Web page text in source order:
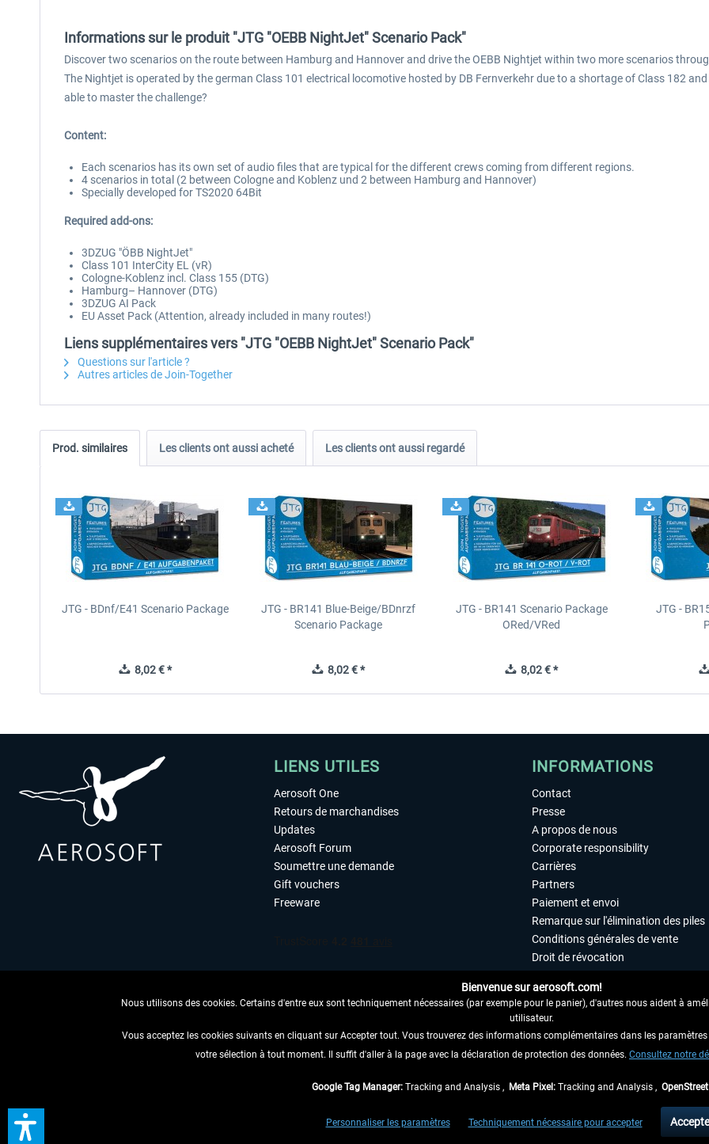
Informations sur le produit "JTG "OEBB NightJet" Scenario Pack"
Discover two scenarios on the route between Hamburg and Hannover and drive the OEBB Nightjet within two more scenarios
The Nightjet is operated by the german Class 101 electrical locomotive hosted by DB Fernverkehr due to a shortage of Class 182
able to master the challenge?
Content:
Each scenarios has its own set of audio files that are typical for the different crews coming from different regions.
4 scenarios in total (2 between Cologne and Koblenz und 2 between Hamburg and Hannover)
Specially developed for TS2020 64Bit
Required add-ons:
3DZUG "ÖBB NightJet"
Class 101 InterCity EL (vR)
Cologne-Koblenz incl. Class 155 (DTG)
Hamburg– Hannover (DTG)
3DZUG AI Pack
EU Asset Pack (Attention, already included in many routes!)
Liens supplémentaires vers "JTG "OEBB NightJet" Scenario Pack"
Questions sur l'article ?
Autres articles de Join-Together
Prod. similaires Les clients ont aussi acheté Les clients ont aussi regardé
JTG - BDnf/E41 Scenario Package
8,02 € *
JTG - BR141 Blue-Beige/BDnrzf
Scenario Package
8,02 € *
JTG - BR141 Scenario Package
ORed/VRed
8,02 € *
JTG -
LIENS UTILES
Aerosoft One
Retours de marchandises
Updates
Aerosoft Forum
Soumettre une demande
Gift vouchers
Freeware
RENONCER AU CONTRAT ICI
INFORMATIONS
Contact
Presse
A propos de nous
Corporate responsibility
Carrières
Partners
Paiement et envoi
Remarque sur l'élimination des piles
Conditions générales de vente
Droit de révocation
Accessibilité
Mentions légales
et, le cas échéant, frais de remboursement,
** S'applique aux envois vers l'Allemagne. Pour les autres pays, veuillez consulter les
Bienvenue sur aerosoft.com!
Nous utilisons des cookies. Certains d'entre eux sont techniquement nécessaires (par exemple pour le panier), d'autres nous aident à
utilisateur.
Vous acceptez les cookies suivants en cliquant sur Accepter tout. Vous trouverez des informations complémentaires dans les
votre sélection à tout moment. Il suffit d'aller à la page avec la déclaration de protection des données. Consultez notre
Google Tag Manager: Tracking and Analysis , Meta Pixel: Tracking and Analysis ,
Personnaliser les paramètres Techniquement nécessaire pour accepter